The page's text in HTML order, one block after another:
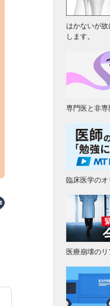
はかないが
します。
専門医と非
臨床医学のオ
医療崩壊の